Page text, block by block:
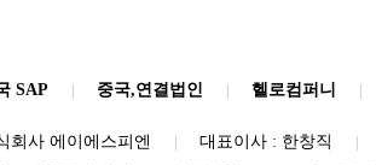
SAP 중국,연결법인 헬로컴퍼니
회사 에이에스피엔 대표이사 : 한창직